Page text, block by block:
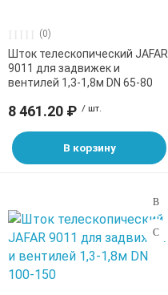
(0)
Шток телескопический JAFAR
9011 для задвижек и
вентилей 1,3-1,8м DN 65-80
8 461.20 ₽ / шт.
В корзину